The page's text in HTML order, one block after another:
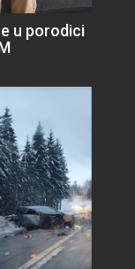
u porodici